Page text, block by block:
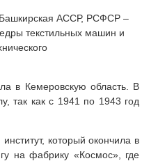
АССР, РСФСР –
текстильных машин и
в Кемеровскую область. В
так как с 1941 по 1943 год
который окончила в
на фабрику «Космос», где